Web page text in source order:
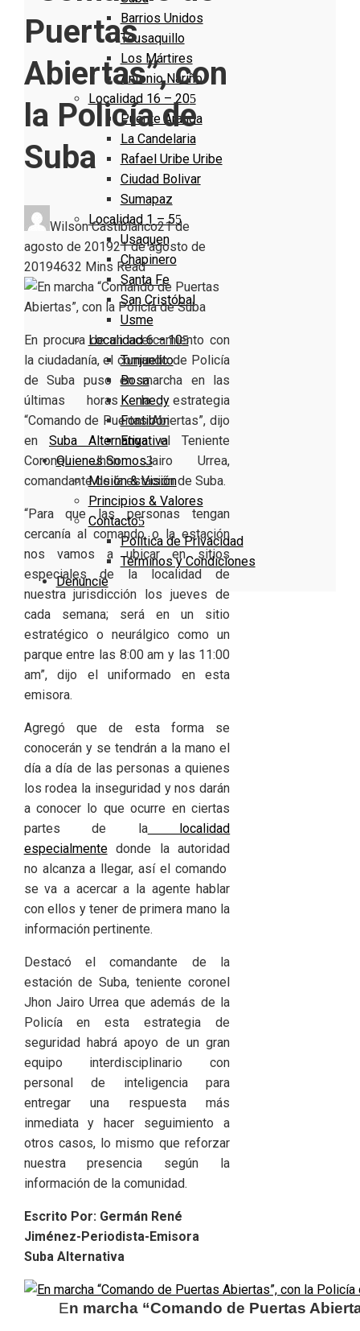
Barrios Unidos
Teusaquillo
Los Mártires
Antonio Nariño
Localidad 16 – 20
Puente Aranda
La Candelaria
Rafael Uribe Uribe
Ciudad Bolivar
Sumapaz
Localidad 1 – 5
Usaquen
Chapinero
Santa Fe
San Cristóbal
Usme
Localidad 6 – 10
Tunjuelito
Bosa
Kennedy
Fontibón
Engativa
Quienes Somos
Misión & Visión
Principios & Valores
Contacto
Política de Privacidad
Términos y Condiciones
Denuncie
Puertas
Abiertas”, con
la Policía de
Suba
Wilson Castiblanco21 de
agosto de 201921 de agosto de
20194632 Mins Read
En procura de un acercamiento con
la ciudadanía, el comando de Policía
de Suba puso en marcha en las
últimas horas la estrategia
“Comando de Puertas Abiertas”, dijo
en Suba Alternativael Teniente
Coronel Jhon Jairo Urrea,
comandante de la estación de Suba.
“Para que las personas tengan
cercanía al comando o la estación
nos vamos a ubicar en sitios
especiales de la localidad de
nuestra jurisdicción los jueves de
cada semana; será en un sitio
estratégico o neurálgico como un
parque entre las 8:00 am y las 11:00
am”, dijo el uniformado en esta
emisora.
Agregó que de esta forma se
conocerán y se tendrán a la mano el
día a día de las personas a quienes
los rodea la inseguridad y nos darán
a conocer lo que ocurre en ciertas
partes de lalocalidad
especialmentedonde la autoridad
no alcanza a llegar, así el comando
se va a acercar a la agente hablar
con ellos y tener de primera mano la
información pertinente.
Destacó el comandante de la
estación de Suba, teniente coronel
Jhon Jairo Urrea que además de la
Policía en esta estrategia de
seguridad habrá apoyo de un gran
equipo interdisciplinario con
personal de inteligencia para
entregar una respuesta más
inmediata y hacer seguimiento a
otros casos, lo mismo que reforzar
nuestra presencia según la
información de la comunidad.
Escrito Por: Germán René
Jiménez-Periodista-Emisora
Suba Alternativa
En marcha “Comando de Puertas